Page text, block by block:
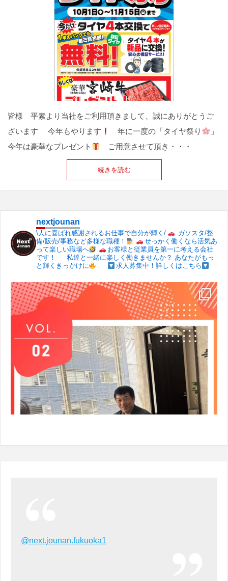
皆様 平素より当社をご利用頂きまして、誠にありがとうご
ざいます 今年もやります
年に一度の「タイヤ祭り
」
今年は豪華なプレゼント
ご用意させて頂き・・・
続きを読む
nextjounan
\人に喜ばれ感謝されるお仕事で自分が輝く/
ガソスタ/整
備/販売/事務など多様な職種！
せっかく働くなら活気あ
って楽しい職場へ
お客様と従業員を第一に考える会社
です！
私達と一緒に楽しく働きませんか？ あなたがもっ
と輝くきっかけに
求人募集中！詳しくはこちら
@next.jounan.fukuoka1